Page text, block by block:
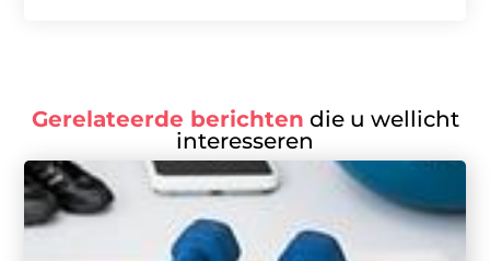
Gerelateerde berichten die u wellicht
interesseren